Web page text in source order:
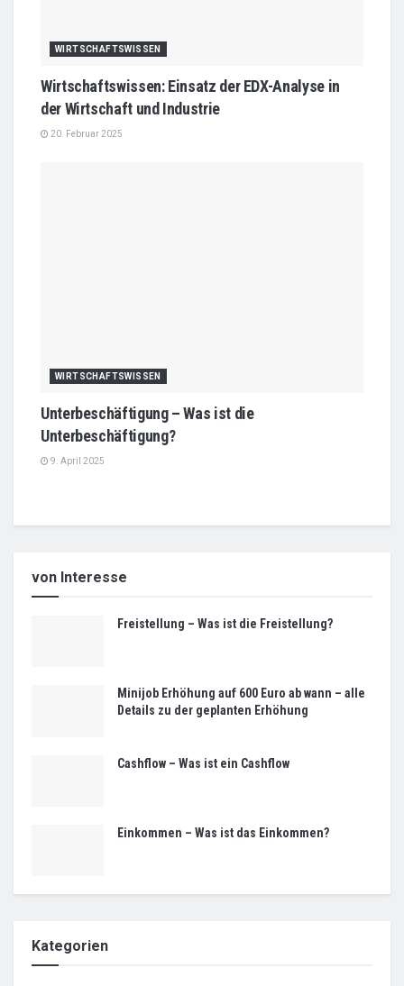
WIRTSCHAFTSWISSEN
Wirtschaftswissen: Einsatz der EDX-Analyse in
der Wirtschaft und Industrie
20. Februar 2025
WIRTSCHAFTSWISSEN
Unterbeschäftigung – Was ist die
Unterbeschäftigung?
9. April 2025
von Interesse
Freistellung – Was ist die Freistellung?
Minijob Erhöhung auf 600 Euro ab wann – alle
Details zu der geplanten Erhöhung
Cashflow – Was ist ein Cashflow
Einkommen – Was ist das Einkommen?
Kategorien